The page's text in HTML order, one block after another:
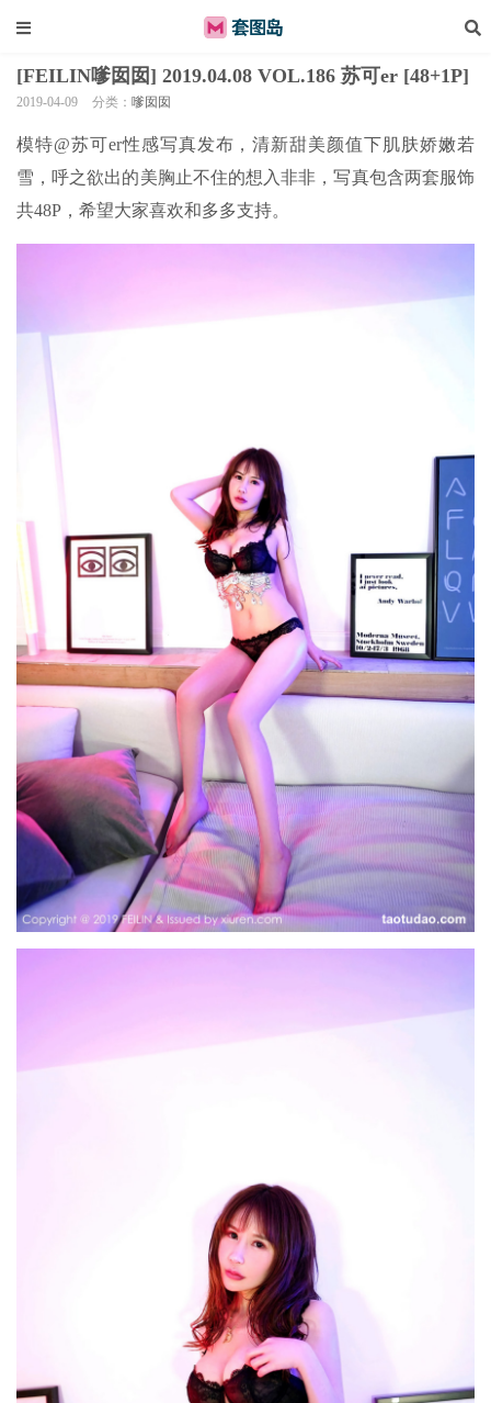
[FEILIN嗲囡囡] 2019.04.08 VOL.186 苏可er [48+1P]
2019-04-09 分类： 嗲囡囡
模特@苏可er性感写真发布，清新甜美颜值下肌肤娇嫩若
雪，呼之欲出的美胸止不住的想入非非，写真包含两套服饰
共48P，希望大家喜欢和多多支持。